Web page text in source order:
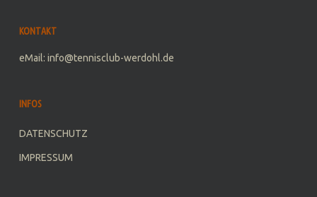
KONTAKT
eMail: info@tennisclub-werdohl.de
INFOS
DATENSCHUTZ
IMPRESSUM